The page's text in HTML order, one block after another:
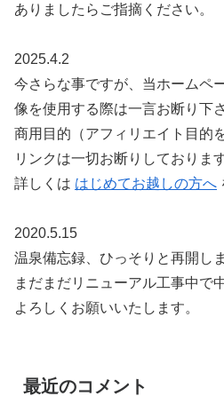
ありましたらご指摘ください。
2025.4.2
今さらな事ですが、当ホームペ
像を使用する際は一言お断り下さ
商用目的（アフィリエイト目的
リンクは一切お断りしております
詳しくは はじめてお越しの方へ
2020.5.15
温泉備忘録、ひっそりと再開し
まだまだリニューアル工事中で
よろしくお願いいたします。
最近のコメント